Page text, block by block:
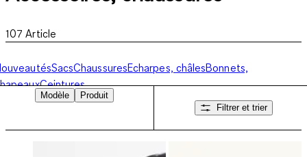
107 Article
SacsChaussuresEcharpes, châlesBonnets,
Ceintures
Modèle
Produit
Filtrer et trier